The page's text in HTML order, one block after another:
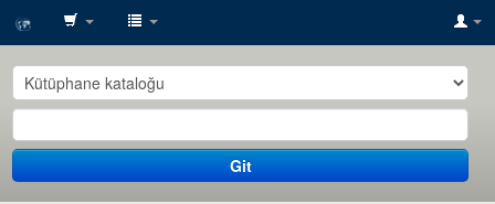
SESRIC
Library
Git